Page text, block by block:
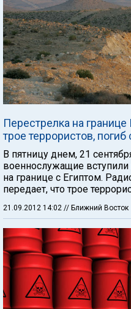
Перестрелка на
трое террористов, погиб
В пятницу днем, 21
военнослужащие вступили
на границе с Египтом.
передает, что трое
21.09.2012 14:02 // Ближний Восток